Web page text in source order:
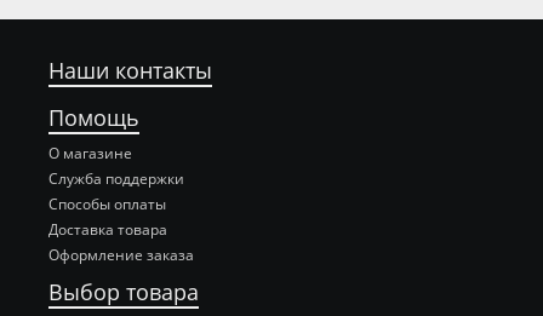
Наши контакты
Помощь
О магазине
Служба поддержки
Способы оплаты
Доставка товара
Оформление заказа
Выбор товара